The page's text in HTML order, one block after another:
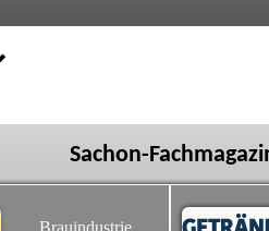
Sachon-
Brauindustrie